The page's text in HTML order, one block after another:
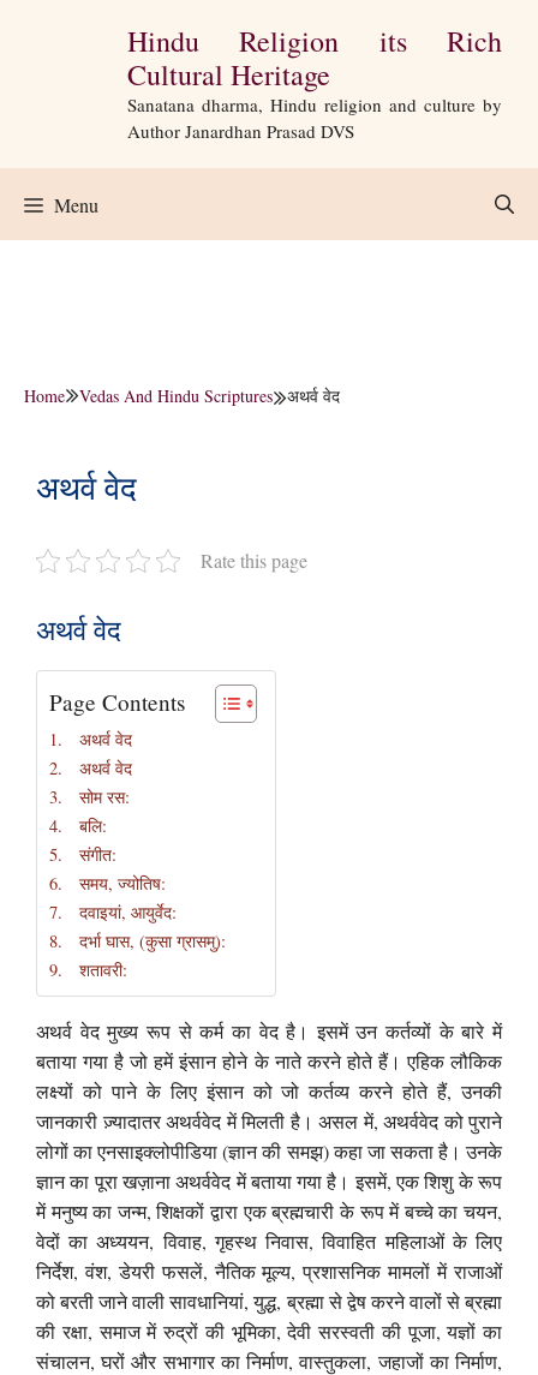
Hindu Religion its Rich
Cultural Heritage
Sanatana dharma, Hindu religion and culture by
Author Janardhan Prasad DVS
Menu
Home Vedas And Hindu Scriptures अथर्व वेद
अथर्व वेद
Rate this page
अथर्व वेद
Page Contents
अथर्व वेद
अथर्व वेद
सोम रस:
बलि:
संगीत:
समय, ज्योतिष:
दवाइयां, आयुर्वेद:
दर्भा घास, (कुसा ग्रासमु):
शतावरी:
अथर्व वेद मुख्य रूप से कर्म का वेद है। इसमें उन कर्तव्यों के बारे में
बताया गया है जो हमें इंसान होने के नाते करने होते हैं। एहिक लौकिक
लक्ष्यों को पाने के लिए इंसान को जो कर्तव्य करने होते हैं, उनकी
जानकारी ज़्यादातर अथर्ववेद में मिलती है। असल में, अथर्ववेद को पुराने
लोगों का एनसाइक्लोपीडिया (ज्ञान की समझ) कहा जा सकता है। उनके
ज्ञान का पूरा खज़ाना अथर्ववेद में बताया गया है। इसमें, एक शिशु के रूप
में मनुष्य का जन्म, शिक्षकों द्वारा एक ब्रह्मचारी के रूप में बच्चे का चयन,
वेदों का अध्ययन, विवाह, गृहस्थ निवास, विवाहित महिलाओं के लिए
निर्देश, वंश, डेयरी फसलें, नैतिक मूल्य, प्रशासनिक मामलों में राजाओं
को बरती जाने वाली सावधानियां, युद्ध, ब्रह्मा से द्वेष करने वालों से ब्रह्मा
की रक्षा, समाज में रुद्रों की भूमिका, देवी सरस्वती की पूजा, यज्ञों का
संचालन, घरों और सभागार का निर्माण, वास्तुकला, जहाजों का निर्माण,